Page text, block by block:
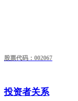
股票代码：002067
投资者关系